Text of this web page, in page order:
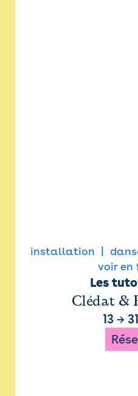
installation
voir
Les
Clédat &
13→